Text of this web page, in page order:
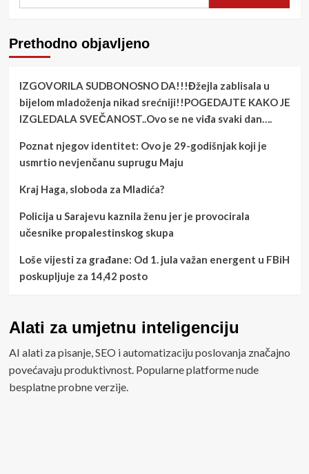
Prethodno objavljeno
IZGOVORILA SUDBONOSNO DA!!!Đžejla zablisala u
bijelom mladoženja nikad srećniji!!POGEDAJTE KAKO JE
IZGLEDALA SVEČANOST..Ovo se ne viđa svaki dan….
Poznat njegov identitet: Ovo je 29-godišnjak koji je
usmrtio nevjenčanu suprugu Maju
Kraj Haga, sloboda za Mladića?
Policija u Sarajevu kaznila ženu jer je provocirala
učesnike propalestinskog skupa
Loše vijesti za građane: Od 1. jula važan energent u FBiH
poskupljuje za 14,42 posto
Alati za umjetnu inteligenciju
AI alati za pisanje, SEO i automatizaciju poslovanja značajno
povećavaju produktivnost. Popularne platforme nude
besplatne probne verzije.